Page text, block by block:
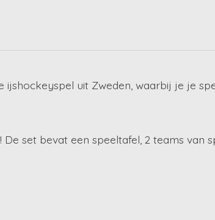
uit Zweden, waarbij je je
set bevat een speeltafel, 2 teams van